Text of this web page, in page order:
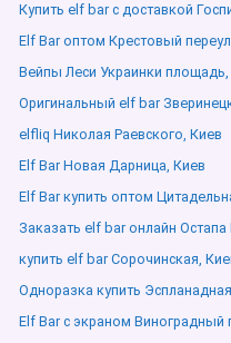
Купить elf bar с доставкой
Elf Bar оптом Крестовый
Вейпы Леси Украинки площадь,
Оригинальный elf bar
elfliq Николая Раевского, Киев
Elf Bar Новая Дарница, Киев
Elf Bar купить оптом
Заказать elf bar онлайн
купить elf bar Сорочинская,
Одноразка купить
Elf Bar с экраном Виноградный